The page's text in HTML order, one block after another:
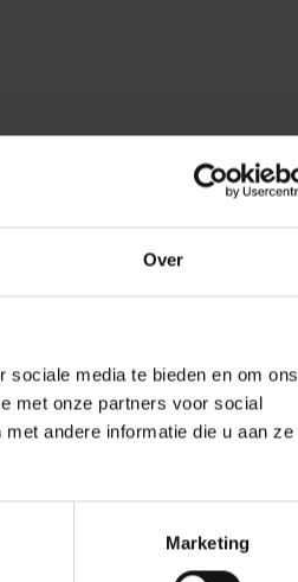
Over
media te bieden en om ons
met onze partners voor social
andere informatie die u aan ze
Marketing